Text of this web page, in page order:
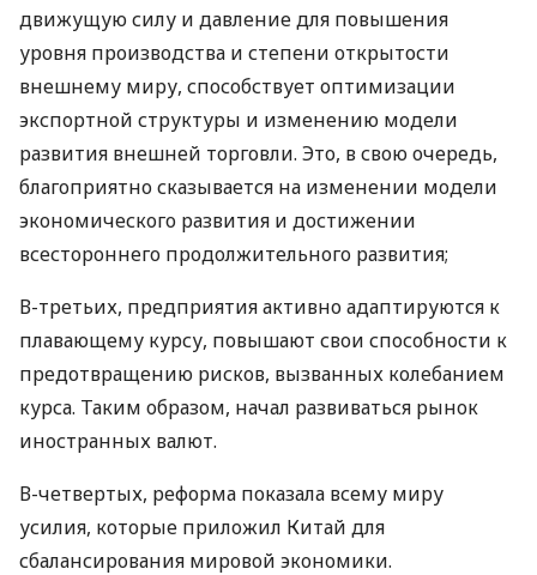
движущую силу и давление для повышения
уровня производства и степени открытости
внешнему миру, способствует оптимизации
экспортной структуры и изменению модели
развития внешней торговли. Это, в свою очередь,
благоприятно сказывается на изменении модели
экономического развития и достижении
всестороннего продолжительного развития;
В-третьих, предприятия активно адаптируются к
плавающему курсу, повышают свои способности к
предотвращению рисков, вызванных колебанием
курса. Таким образом, начал развиваться рынок
иностранных валют.
В-четвертых, реформа показала всему миру
усилия, которые приложил Китай для
сбалансирования мировой экономики.